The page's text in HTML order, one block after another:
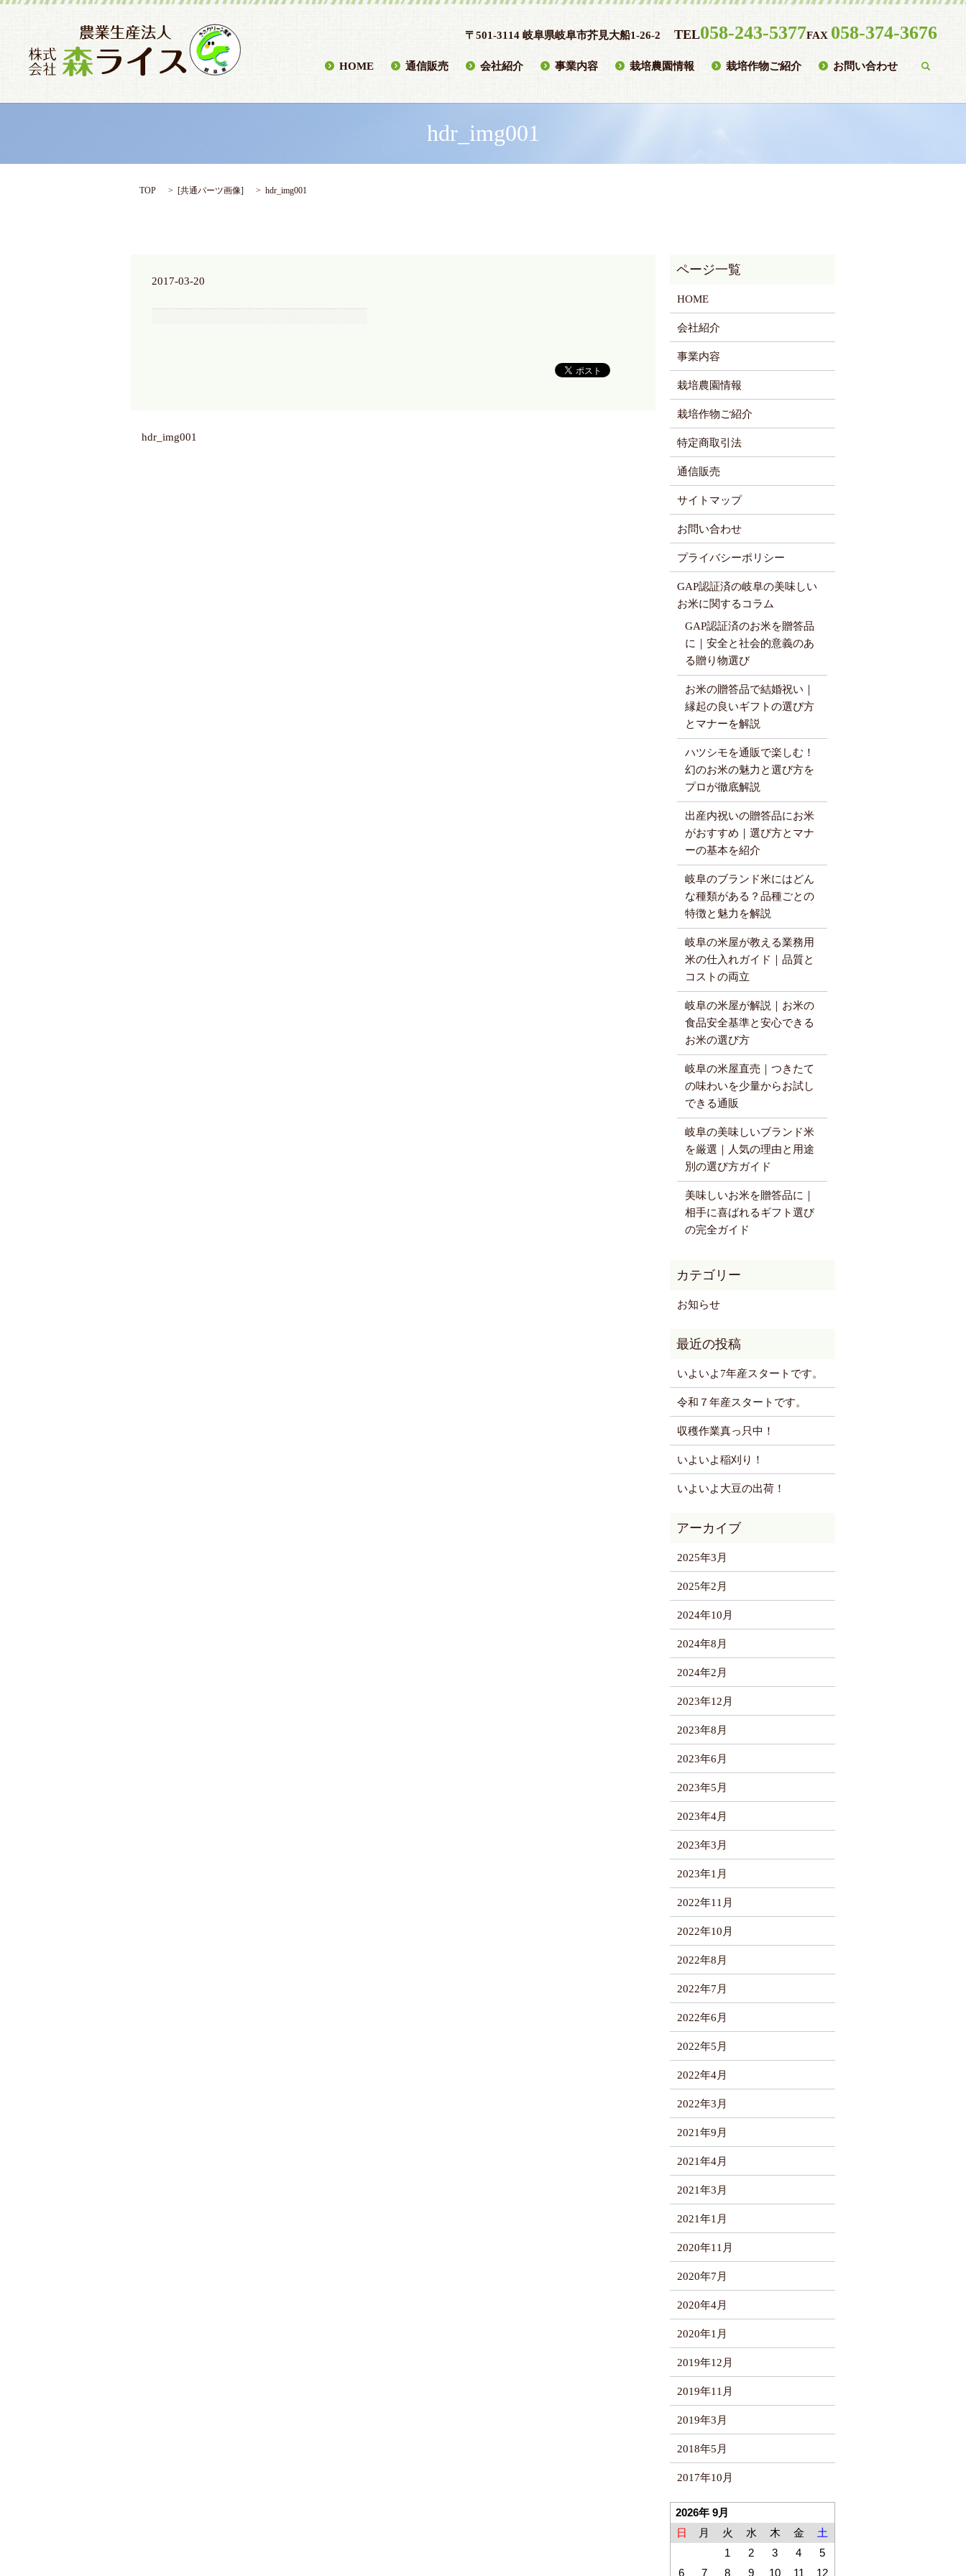
〒501-3114 岐阜県岐阜市芥見大船1-26-2 TEL058-243-5377FAX 058-374-3676
HOME 通信販売 会社紹介 事業内容 栽培農園情報 栽培作物ご紹介 お問い合わせ
hdr_img001
TOP [共通パーツ画像] hdr_img001
2017-03-20
hdr_img001
HOME
会社紹介
事業内容
栽培農園情報
栽培作物ご紹介
特定商取引法
通信販売
サイトマップ
お問い合わせ
プライバシーポリシー
GAP認証済の岐阜の美味しい
お米に関するコラム
GAP認証済のお米を贈答品
に｜安全と社会的意義のあ
る贈り物選び
お米の贈答品で結婚祝い｜
縁起の良いギフトの選び方
とマナーを解説
ハツシモを通販で楽しむ！
幻のお米の魅力と選び方を
プロが徹底解説
出産内祝いの贈答品にお米
がおすすめ｜選び方とマナ
ーの基本を紹介
岐阜のブランド米にはどん
な種類がある？品種ごとの
特徴と魅力を解説
岐阜の米屋が教える業務用
米の仕入れガイド｜品質と
コストの両立
岐阜の米屋が解説｜お米の
食品安全基準と安心できる
お米の選び方
岐阜の米屋直売｜つきたて
の味わいを少量からお試し
できる通販
岐阜の美味しいブランド米
を厳選｜人気の理由と用途
別の選び方ガイド
美味しいお米を贈答品に｜
相手に喜ばれるギフト選び
の完全ガイド
お知らせ
いよいよ7年産スタートです。
令和７年産スタートです。
収穫作業真っ只中！
いよいよ稲刈り！
いよいよ大豆の出荷！
2025年3月
2025年2月
2024年10月
2024年8月
2024年2月
2023年12月
2023年8月
2023年6月
2023年5月
2023年4月
2023年3月
2023年1月
2022年11月
2022年10月
2022年8月
2022年7月
2022年6月
2022年5月
2022年4月
2022年3月
2021年9月
2021年4月
2021年3月
2021年1月
2020年11月
2020年7月
2020年4月
2020年1月
2019年12月
2019年11月
2019年3月
2018年5月
2017年10月
2026年 9月
日
月 火 水 木 金
土
1
2 3 4
5
6
7 8 9 10 11 12